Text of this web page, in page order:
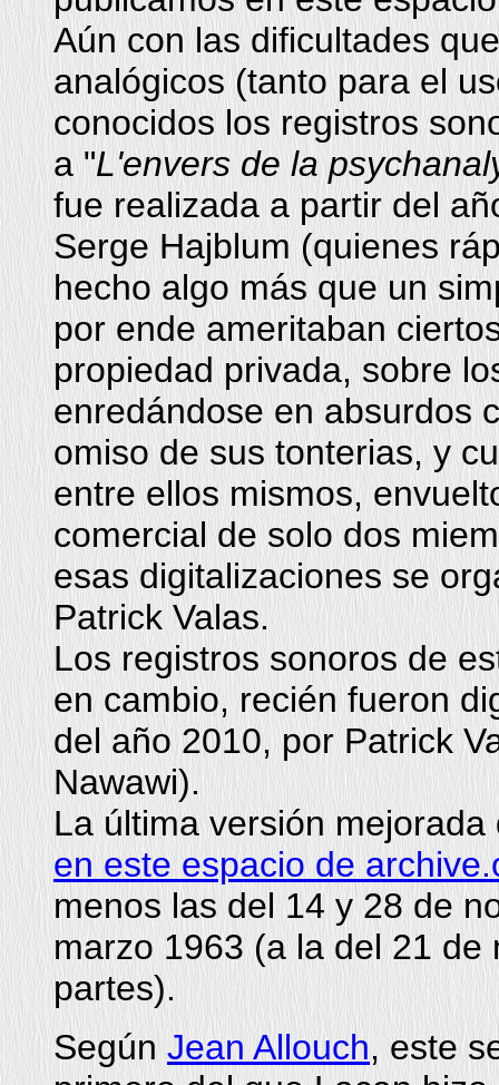
Aún con las dificultades
analógicos (tanto para el
conocidos los registros
a "L'envers de la
fue realizada a partir del
Serge Hajblum (quienes
hecho algo más que un
por ende ameritaban
propiedad privada, sobre
enredándose en absurdos
omiso de sus tonterias, y
entre ellos mismos,
comercial de solo dos
esas digitalizaciones se
Patrick Valas.
Los registros sonoros de
en cambio, recién fueron
del año 2010, por Patrick
Nawawi).
La última versión
en este espacio de
menos las del 14 y 28 de
marzo 1963 (a la del 21
partes).
Según Jean Allouch, este